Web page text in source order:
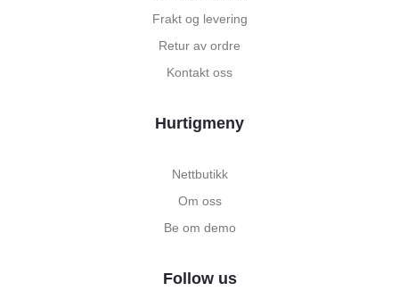
Frakt og levering
Retur av ordre
Kontakt oss
Hurtigmeny
Nettbutikk
Om oss
Be om demo
Follow us